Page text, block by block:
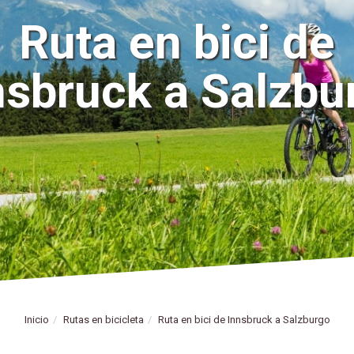
Ruta en bici de
a
Inicio Rutas en bicicleta Ruta en bici de Innsbruck a Salzburgo